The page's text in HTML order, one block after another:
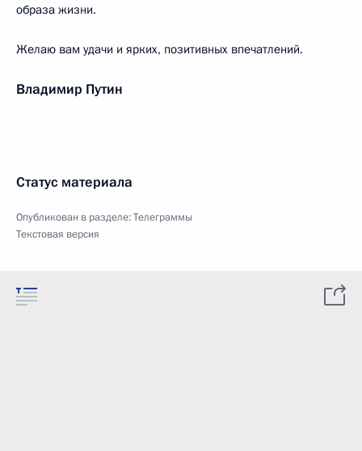
образа жизни.
Желаю вам удачи и ярких, позитивных впечатлений.
Владимир Путин
Статус материала
Опубликован в разделе:Телеграммы
Текстовая версия